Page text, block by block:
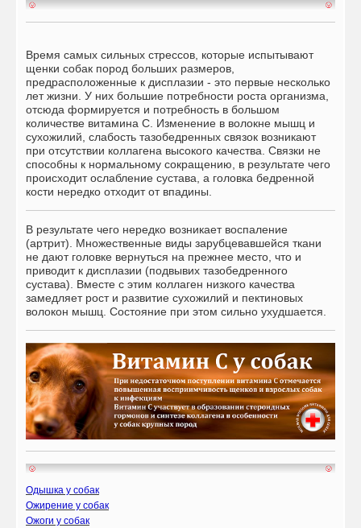
Время самых сильных стрессов, которые испытывают
щенки собак пород больших размеров,
предрасположенные к дисплазии - это первые несколько
лет жизни. У них большие потребности роста организма,
отсюда формируется и потребность в большом
количестве витамина С. Изменение в волокне мышц и
сухожилий, слабость тазобедренных связок возникают
при отсутствии коллагена высокого качества. Связки не
способны к нормальному сокращению, в результате чего
происходит ослабление сустава, а головка бедренной
кости нередко отходит от впадины.
В результате чего нередко возникает воспаление
(артрит). Множественные виды зарубцевавшейся ткани
не дают головке вернуться на прежнее место, что и
приводит к дисплазии (подвывих тазобедренного
сустава). Вместе с этим коллаген низкого качества
замедляет рост и развитие сухожилий и пектиновых
волокон мышц. Состояние при этом сильно ухудшается.
Одышка у собак
Ожирение у собак
Ожоги у собак